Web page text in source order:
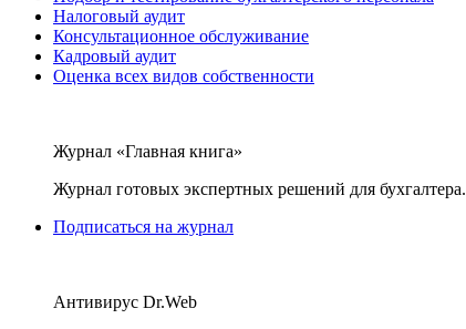
Налоговый аудит
Консультационное обслуживание
Кадровый аудит
Оценка всех видов собственности
Журнал «Главная книга»
Журнал готовых экспертных решений для бухгалтера.
Подписаться на журнал
Антивирус Dr.Web